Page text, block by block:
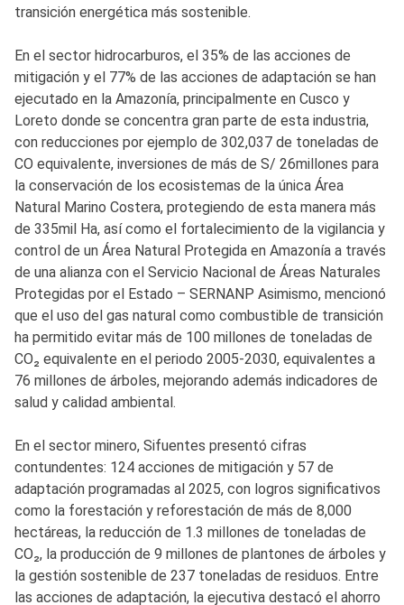
transición energética más sostenible.
En el sector hidrocarburos, el 35% de las acciones de
mitigación y el 77% de las acciones de adaptación se han
ejecutado en la Amazonía, principalmente en Cusco y
Loreto donde se concentra gran parte de esta industria,
con reducciones por ejemplo de 302,037 de toneladas de
CO equivalente, inversiones de más de S/ 26millones para
la conservación de los ecosistemas de la única Área
Natural Marino Costera, protegiendo de esta manera más
de 335mil Ha, así como el fortalecimiento de la vigilancia y
control de un Área Natural Protegida en Amazonía a través
de una alianza con el Servicio Nacional de Áreas Naturales
Protegidas por el Estado – SERNANP Asimismo, mencionó
que el uso del gas natural como combustible de transición
ha permitido evitar más de 100 millones de toneladas de
CO₂ equivalente en el periodo 2005-2030, equivalentes a
76 millones de árboles, mejorando además indicadores de
salud y calidad ambiental.
En el sector minero, Sifuentes presentó cifras
contundentes: 124 acciones de mitigación y 57 de
adaptación programadas al 2025, con logros significativos
como la forestación y reforestación de más de 8,000
hectáreas, la reducción de 1.3 millones de toneladas de
CO₂, la producción de 9 millones de plantones de árboles y
la gestión sostenible de 237 toneladas de residuos. Entre
las acciones de adaptación, la ejecutiva destacó el ahorro